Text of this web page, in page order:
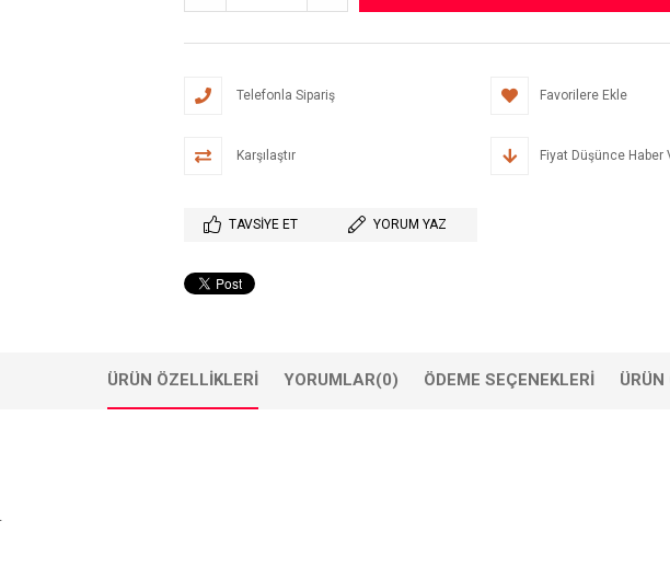
Telefonla Sipariş Favorilere Ekle
Karşılaştır Fiyat Düşünce Haber
TAVSIYE ET YORUM YAZ
ÜRÜN ÖZELLIKLERI YORUMLAR(0) ÖDEME SEÇENEKLERI ÜRÜN